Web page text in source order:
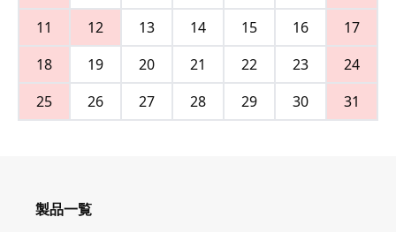
11
12 13 14 15 16
17
18
19 20 21 22 23
24
25
26 27 28 29 30 31
製品一覧